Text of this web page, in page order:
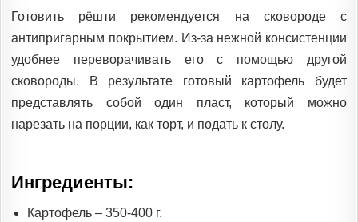
Готовить рёшти рекомендуется на сковороде с
антипригарным покрытием. Из-за нежной консистенции
удобнее переворачивать его с помощью другой
сковороды. В результате готовый картофель будет
представлять собой один пласт, который можно
нарезать на порции, как торт, и подать к столу.
Ингредиенты:
Картофель – 350-400 г.